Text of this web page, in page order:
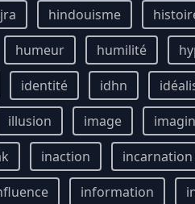
hindouisme
humeur humilité
identité idhn
illusion image
inaction incarnation
information